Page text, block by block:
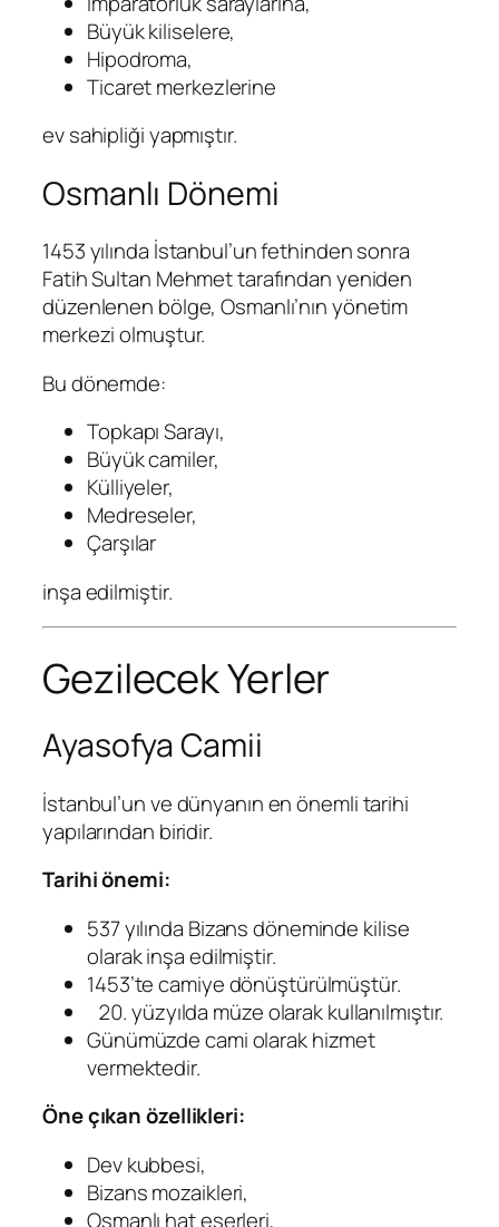
Büyük kiliselere,
Hipodroma,
Ticaret merkezlerine
ev sahipliği yapmıştır.
Osmanlı Dönemi
1453 yılında İstanbul’un fethinden sonra
Fatih Sultan Mehmet tarafından yeniden
düzenlenen bölge, Osmanlı’nın yönetim
merkezi olmuştur.
Bu dönemde:
Topkapı Sarayı,
Büyük camiler,
Külliyeler,
Medreseler,
Çarşılar
inşa edilmiştir.
Gezilecek Yerler
Ayasofya Camii
İstanbul’un ve dünyanın en önemli tarihi
yapılarından biridir.
Tarihi önemi:
537 yılında Bizans döneminde kilise
olarak inşa edilmiştir.
1453’te camiye dönüştürülmüştür.
yüzyılda müze olarak kullanılmıştır.
Günümüzde cami olarak hizmet
vermektedir.
Öne çıkan özellikleri:
Dev kubbesi,
Bizans mozaikleri,
Osmanlı hat eserleri,